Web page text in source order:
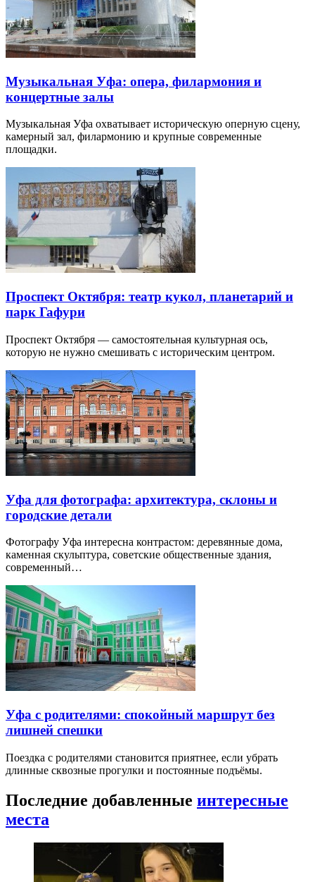
Музыкальная Уфа: опера, филармония и
концертные залы
Музыкальная Уфа охватывает историческую оперную сцену,
камерный зал, филармонию и крупные современные
площадки.
Проспект Октября: театр кукол, планетарий и
парк Гафури
Проспект Октября — самостоятельная культурная ось,
которую не нужно смешивать с историческим центром.
Уфа для фотографа: архитектура, склоны и
городские детали
Фотографу Уфа интересна контрастом: деревянные дома,
каменная скульптура, советские общественные здания,
современный…
Уфа с родителями: спокойный маршрут без
лишней спешки
Поездка с родителями становится приятнее, если убрать
длинные сквозные прогулки и постоянные подъёмы.
Последние добавленные интересные
места